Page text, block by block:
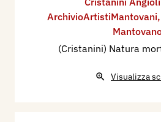
ArchivioArtistiMantovani,
(Cristanini) Natura
Visualizza